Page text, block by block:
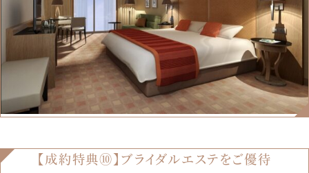
【成約特典⑩】ブライダルエステをご優待